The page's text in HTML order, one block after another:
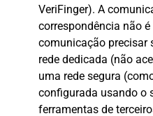
VeriFinger). A
correspondência não
comunicação precisar
rede dedicada (não
uma rede segura
configurada usando o
ferramentas de